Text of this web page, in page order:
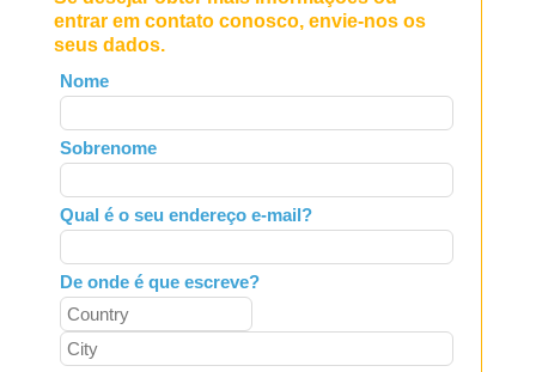
entrar em contato conosco, envie-nos os
seus dados.
Leave
this
field
blank
Nome
Sobrenome
Qual é o seu endereço e-mail?
De onde é que escreve?